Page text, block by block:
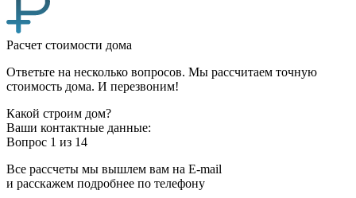
Расчет стоимости дома
Ответьте на несколько вопросов. Мы рассчитаем точную
стоимость дома. И перезвоним!
Какой строим дом?
Ваши контактные данные:
Вопрос 1 из 14
Все рассчеты мы вышлем вам на E-mail
и расскажем подробнее по телефону